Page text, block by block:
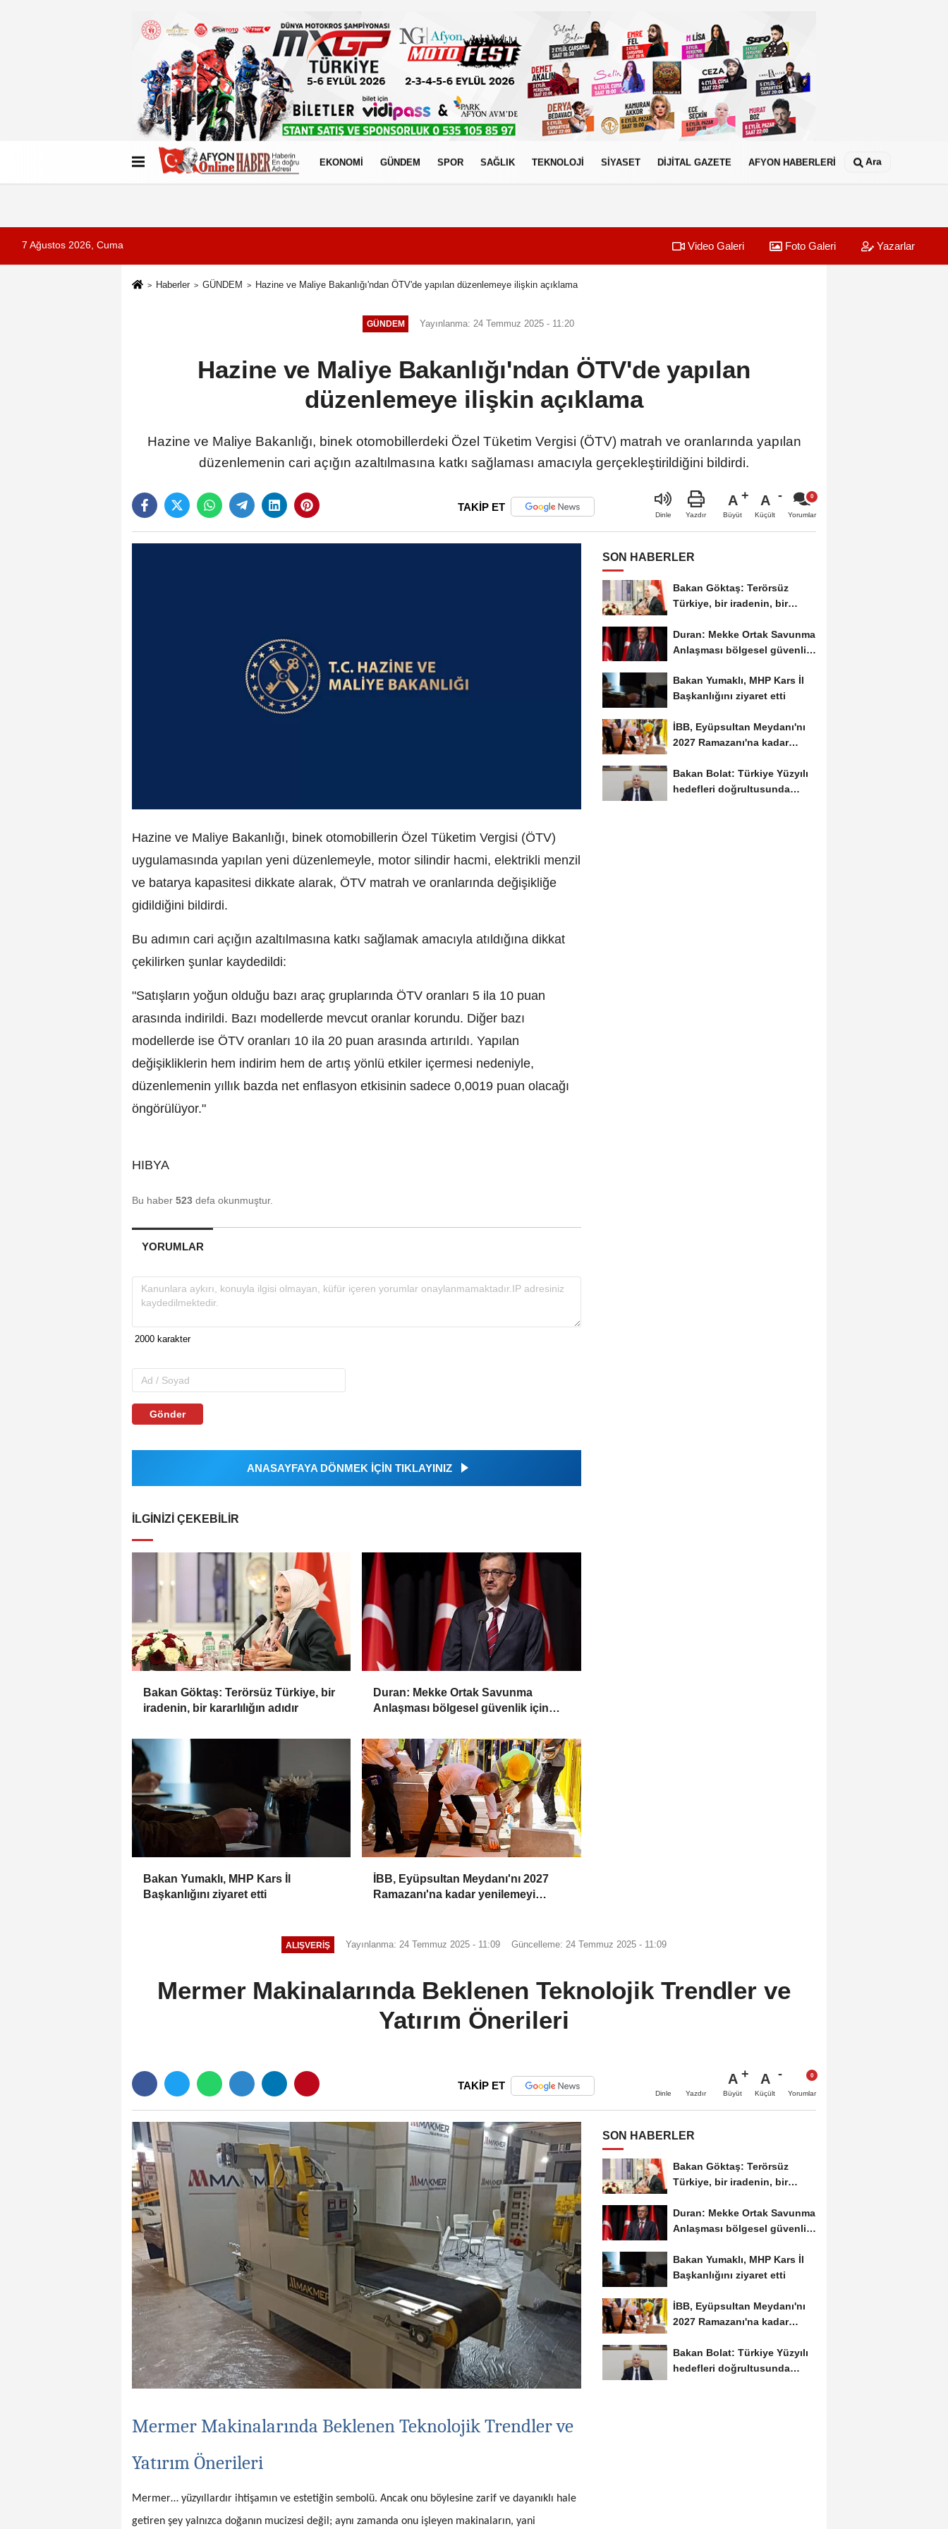
Künye İletişim Çerez Politikası
EKONOMİ GÜNDEM SPOR SAĞLIK TEKNOLOJİ SİYASET DİJİTAL GAZETE AFYON HABERLERİ Ara
7 Ağustos 2026, Cuma Video Galeri Foto Galeri Yazarlar
Haberler GÜNDEM Hazine ve Maliye Bakanlığı'ndan ÖTV'de yapılan düzenlemeye ilişkin açıklama
GÜNDEM Yayınlanma: 24 Temmuz 2025 - 11:20
Hazine ve Maliye Bakanlığı'ndan ÖTV'de yapılan
düzenlemeye ilişkin açıklama
Hazine ve Maliye Bakanlığı, binek otomobillerdeki Özel Tüketim Vergisi (ÖTV) matrah ve oranlarında yapılan
düzenlemenin cari açığın azaltılmasına katkı sağlaması amacıyla gerçekleştirildiğini bildirdi.
TAKİP ET
Dinle Yazdır
A
Büyüt
A
Küçült Yorumlar
Hazine ve Maliye Bakanlığı, binek otomobillerin Özel Tüketim Vergisi (ÖTV)
uygulamasında yapılan yeni düzenlemeyle, motor silindir hacmi, elektrikli menzil
ve batarya kapasitesi dikkate alarak, ÖTV matrah ve oranlarında değişikliğe
gidildiğini bildirdi.
Bu adımın cari açığın azaltılmasına katkı sağlamak amacıyla atıldığına dikkat
çekilirken şunlar kaydedildi:
"Satışların yoğun olduğu bazı araç gruplarında ÖTV oranları 5 ila 10 puan
arasında indirildi. Bazı modellerde mevcut oranlar korundu. Diğer bazı
modellerde ise ÖTV oranları 10 ila 20 puan arasında artırıldı. Yapılan
değişikliklerin hem indirim hem de artış yönlü etkiler içermesi nedeniyle,
düzenlemenin yıllık bazda net enflasyon etkisinin sadece 0,0019 puan olacağı
öngörülüyor."
HIBYA
Bu haber 523 defa okunmuştur.
YORUMLAR
Gönder
ANASAYFAYA DÖNMEK İÇİN TIKLAYINIZ
İLGINIZI ÇEKEBILIR
Bakan Göktaş: Terörsüz Türkiye, bir
iradenin, bir kararlılığın adıdır
Duran: Mekke Ortak Savunma
Anlaşması bölgesel güvenlik için
Bakan Yumaklı, MHP Kars İl
Başkanlığını ziyaret etti
İBB, Eyüpsultan Meydanı'nı 2027
Ramazanı'na kadar yenilemeyi
SON HABERLER
Bakan Göktaş: Terörsüz
Türkiye, bir iradenin, bir
Duran: Mekke Ortak Savunma
Anlaşması bölgesel güvenlik
Bakan Yumaklı, MHP Kars İl
Başkanlığını ziyaret etti
İBB, Eyüpsultan Meydanı'nı
2027 Ramazanı'na kadar
Bakan Bolat: Türkiye Yüzyılı
hedefleri doğrultusunda
ALIŞVERİŞ Yayınlanma: 24 Temmuz 2025 - 11:09 Güncelleme: 24 Temmuz 2025 - 11:09
Mermer Makinalarında Beklenen Teknolojik Trendler ve
Yatırım Önerileri
TAKİP ET
Dinle Yazdır
A
Büyüt
A
Küçült Yorumlar
Mermer Makinalarında Beklenen Teknolojik Trendler ve
Yatırım Önerileri
Mermer… yüzyıllardır ihtişamın ve estetiğin sembolü. Ancak onu böylesine zarif ve dayanıklı hale
getiren şey yalnızca doğanın mucizesi değil; aynı zamanda onu işleyen makinaların, yani
SON HABERLER
Bakan Göktaş: Terörsüz
Türkiye, bir iradenin, bir
Duran: Mekke Ortak Savunma
Anlaşması bölgesel güvenlik
Bakan Yumaklı, MHP Kars İl
Başkanlığını ziyaret etti
İBB, Eyüpsultan Meydanı'nı
2027 Ramazanı'na kadar
Bakan Bolat: Türkiye Yüzyılı
hedefleri doğrultusunda